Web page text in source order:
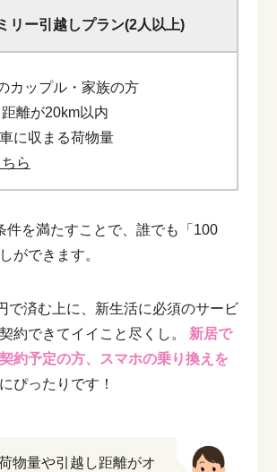
リー引越しプラン(2人以上)
カップル・家族の方
距離が20km以内
に収まる荷物量
ら
件を満たすことで、誰でも「100
ができます。
で済む上に、新生活に必須のサービ
約できてイイこと尽くし。
新居で
約予定の方、スマホの乗り換えを
にぴったりです！
物量や引越し距離がオ